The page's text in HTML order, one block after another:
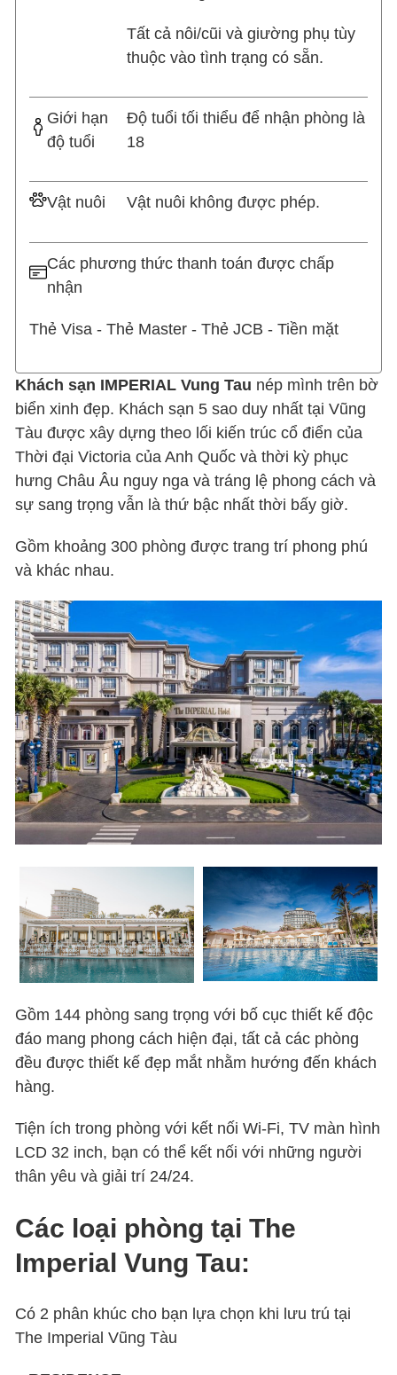
Tất cả nôi/cũi và giường phụ tùy
thuộc vào tình trạng có sẵn.
Giới hạn
độ tuổi
Độ tuổi tối thiểu để nhận phòng là
18
Vật nuôi Vật nuôi không được phép.
Các phương thức thanh toán được chấp
nhận
Thẻ Visa - Thẻ Master - Thẻ JCB - Tiền mặt
Khách sạn IMPERIAL Vung Tau nép mình trên bờ
biển xinh đẹp. Khách sạn 5 sao duy nhất tại Vũng
Tàu được xây dựng theo lối kiến ​​trúc cổ điển của
Thời đại Victoria của Anh Quốc và thời kỳ phục
hưng Châu Âu nguy nga và tráng lệ phong cách và
sự sang trọng vẫn là thứ bậc nhất thời bấy giờ.
Gồm khoảng 300 phòng được trang trí phong phú
và khác nhau.
Gồm 144 phòng sang trọng với bố cục thiết kế độc
đáo mang phong cách hiện đại, tất cả các phòng
đều được thiết kế đẹp mắt nhằm hướng đến khách
hàng.
Tiện ích trong phòng với kết nối Wi-Fi, TV màn hình
LCD 32 inch, bạn có thể kết nối với những người
thân yêu và giải trí 24/24.
Các loại phòng tại The
Imperial Vung Tau:
Có 2 phân khúc cho bạn lựa chọn khi lưu trú tại
The Imperial Vũng Tàu